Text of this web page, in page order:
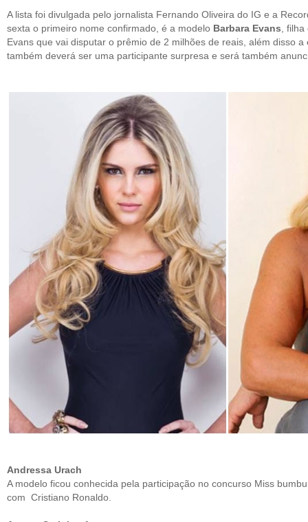
A lista foi divulgada pelo jornalista Fernando Oliveira do IG e a
sexta o primeiro nome confirmado, é a modelo Barbara Evans ,
Evans que vai disputar o prêmio de 2 milhões de reais, além disso
também deverá ser uma participante surpresa e será também
Andressa Urach
A modelo ficou conhecida pela participação no concurso Miss
com Cristiano Ronaldo.